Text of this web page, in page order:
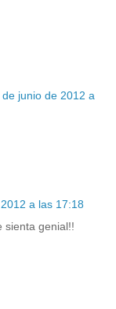
de junio de 2012 a
a las 17:18
sienta genial!!